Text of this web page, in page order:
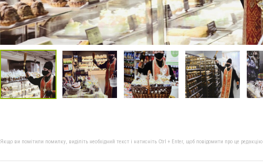
Якщо ви помітили помилку, виділіть необхідний текст і натисніть Ctrl + Enter, щоб повідомити про це редакцію